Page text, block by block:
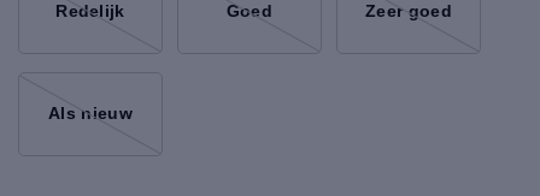
Redelijk Goed Zeer goed
Als nieuw